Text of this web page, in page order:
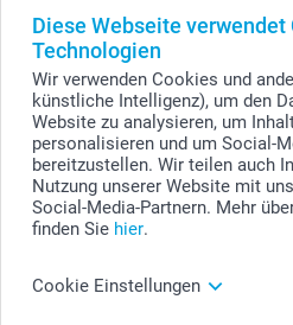
Diese Webseite verwendet
Technologien
Wir verwenden Cookies und
künstliche Intelligenz), um den
Website zu analysieren, um
personalisieren und um Social-
bereitzustellen. Wir teilen auch
Nutzung unserer Website mit
Social-Media-Partnern. Mehr
finden Sie hier.
Cookie Einstellungen
Schneidebrett mit Foto aus
© smartphoto Group. Alle
Alle Preise verstehen sich in Schweizer